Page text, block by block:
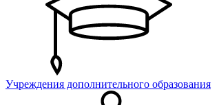
Учреждения дополнительного образования